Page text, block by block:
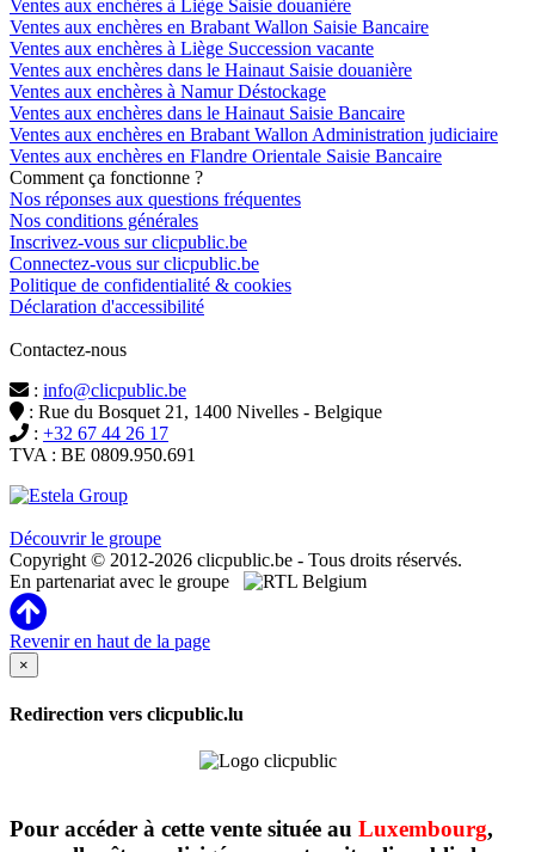
Ventes aux enchères à Liège Saisie douanière
Ventes aux enchères en Brabant Wallon Saisie Bancaire
Ventes aux enchères à Liège Succession vacante
Ventes aux enchères dans le Hainaut Saisie douanière
Ventes aux enchères à Namur Déstockage
Ventes aux enchères dans le Hainaut Saisie Bancaire
Ventes aux enchères en Brabant Wallon Administration judiciaire
Ventes aux enchères en Flandre Orientale Saisie Bancaire
Comment ça fonctionne ?
Nos réponses aux questions fréquentes
Nos conditions générales
Inscrivez-vous sur clicpublic.be
Connectez-vous sur clicpublic.be
Politique de confidentialité & cookies
Déclaration d'accessibilité
Contactez-nous
: info@clicpublic.be
: Rue du Bosquet 21, 1400 Nivelles - Belgique
: +32 67 44 26 17
TVA : BE 0809.950.691
Découvrir le groupe
Copyright © 2012-2026 clicpublic.be - Tous droits réservés.
En partenariat avec le groupe
Revenir en haut de la page
×
Redirection vers clicpublic.lu
Pour accéder à cette vente située au Luxembourg,